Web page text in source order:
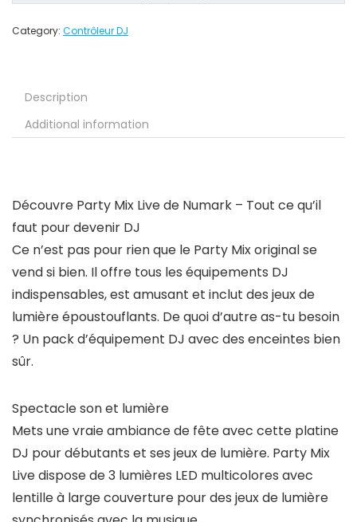
Category: Contrôleur DJ
Description
Additional information
Découvre Party Mix Live de Numark – Tout ce qu’il
faut pour devenir DJ
Ce n’est pas pour rien que le Party Mix original se
vend si bien. Il offre tous les équipements DJ
indispensables, est amusant et inclut des jeux de
lumière époustouflants. De quoi d’autre as-tu besoin
? Un pack d’équipement DJ avec des enceintes bien
sûr.
Spectacle son et lumière
Mets une vraie ambiance de fête avec cette platine
DJ pour débutants et ses jeux de lumière. Party Mix
Live dispose de 3 lumières LED multicolores avec
lentille à large couverture pour des jeux de lumière